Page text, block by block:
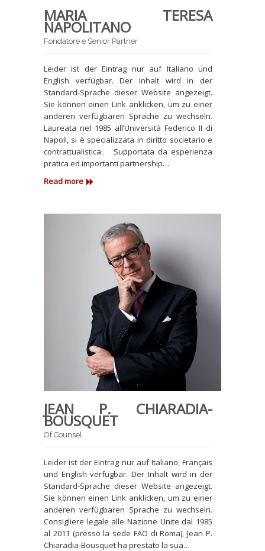
MARIA TERESA
NAPOLITANO
Fondatore e Senior Partner
Leider ist der Eintrag nur auf Italiano und
English verfügbar. Der Inhalt wird in der
Standard-Sprache dieser Website angezeigt.
Sie können einen Link anklicken, um zu einer
anderen verfügbaren Sprache zu wechseln.
Laureata nel 1985 all’Università Federico II di
Napoli, si è specializzata in diritto societario e
contrattualistica. Supportata da esperienza
pratica ed importanti partnership…
Read more
JEAN P. CHIARADIA-
BOUSQUET
Of Counsel
Leider ist der Eintrag nur auf Italiano, Français
und English verfügbar. Der Inhalt wird in der
Standard-Sprache dieser Website angezeigt.
Sie können einen Link anklicken, um zu einer
anderen verfügbaren Sprache zu wechseln.
Consigliere legale alle Nazione Unite dal 1985
al 2011 (presso la sede FAO di Roma), Jean P.
Chiaradia-Bousquet ha prestato la sua…